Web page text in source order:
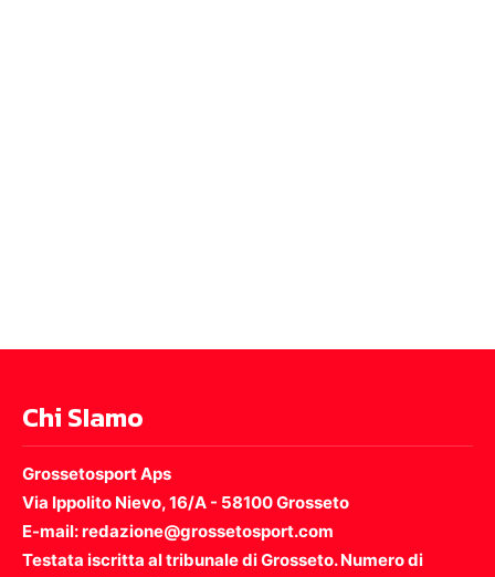
Chi SIamo
Grossetosport Aps
Via Ippolito Nievo, 16/A - 58100 Grosseto
E-mail: redazione@grossetosport.com
Testata iscritta al tribunale di Grosseto. Numero di